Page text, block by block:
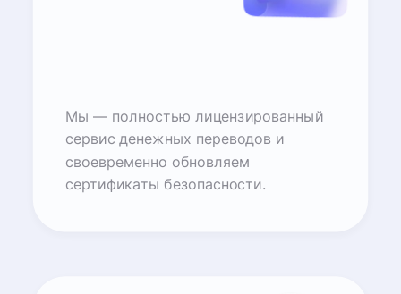
Мы — полностью лицензированный
сервис денежных переводов и
своевременно обновляем
сертификаты безопасности.